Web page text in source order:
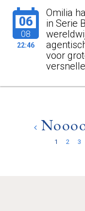
06
08
22:46
Omilia
in Serie
voor
1 2 3